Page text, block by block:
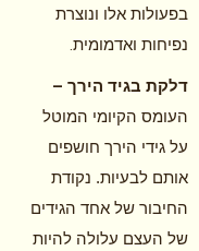
אלו ונוצרת
ואדמומית.
בגיד הירך–
הקיומי המוטל
הירך חושפים
נקודת
של אחד הגידים
עלולה להיות